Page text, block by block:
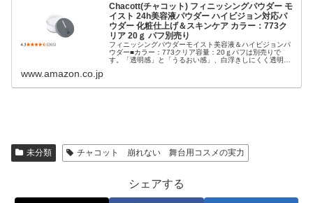
Chacott(チャコット) フィニッシングパウダー モ
イスト 24h美容液パウダー ハイビジョン対応パ
ウダー 化粧仕上げ＆スキンケア カラー：773ク
リア 20ｇ パフ別売り
フィニッシングパウダーモイスト美容液＆ハイビジョンパ
ウダー■カラー：773クリア容量：20ｇパフは別売りで
す。「透明感」と「うるおい感」、白浮きしにくく透明な
www.amazon.co.jp
未分類 チャコット 崩れない 舞台用コスメの実力
シェアする